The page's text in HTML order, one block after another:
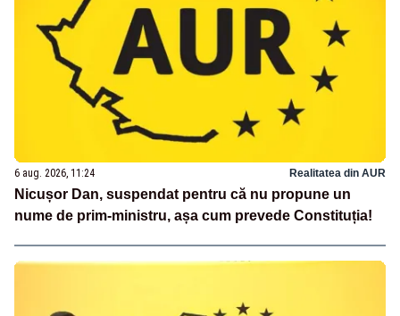
6 aug. 2026, 11:24 Realitatea din AUR
Nicușor Dan, suspendat pentru că nu propune un
nume de prim-ministru, așa cum prevede Constituția!